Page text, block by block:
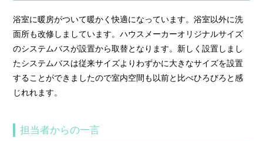
浴室に暖房がついて暖かく快適になっています。浴室以外に洗
面所も改修しましています。ハウスメーカーオリジナルサイズ
のシステムバスが設置から取替となります。新しく設置しまし
たシステムバスは従来サイズよりわずかに大きなサイズを設置
することができましたので室内空間も以前と比べひろびろと感
じれれます。
担当者からの一言